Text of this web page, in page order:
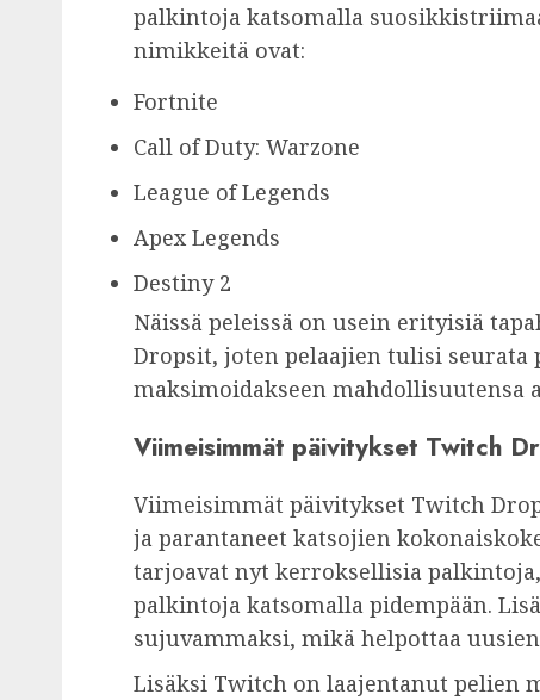
palkintoja katsomalla
nimikkeitä ovat:
Fortnite
Call of Duty: Warzone
League of Legends
Apex Legends
Destiny 2
Näissä peleissä on usein erityisiä
Dropsit, joten pelaajien tulisi
maksimoidakseen mahdollisuutensa
Viimeisimmät päivitykset Twitch
Viimeisimmät päivitykset Twitch
ja parantaneet katsojien
tarjoavat nyt kerroksellisia
palkintoja katsomalla pidempään.
sujuvammaksi, mikä helpottaa
Lisäksi Twitch on laajentanut pelien